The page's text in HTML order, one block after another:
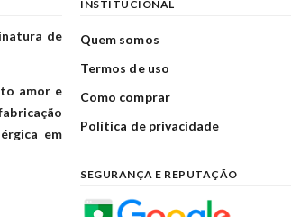
de
amor e
em
INSTITUCIONAL
Quem somos
Termos de uso
Como comprar
Política de privacidade
SEGURANÇA E REPUTAÇÃO